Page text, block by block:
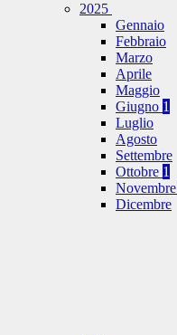
2025
Gennaio
Febbraio
Marzo
Aprile
Maggio
Giugno 1
Luglio
Agosto
Settembre
Ottobre 1
Novembre
Dicembre